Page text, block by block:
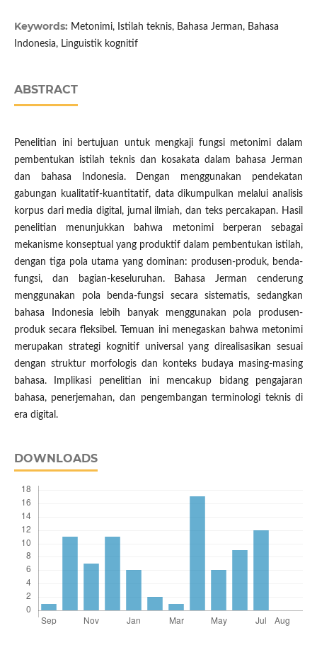
Keywords: Metonimi, Istilah teknis, Bahasa Jerman, Bahasa
Indonesia, Linguistik kognitif
ABSTRACT
Penelitian ini bertujuan untuk mengkaji fungsi metonimi dalam
pembentukan istilah teknis dan kosakata dalam bahasa Jerman
dan bahasa Indonesia. Dengan menggunakan pendekatan
gabungan kualitatif-kuantitatif, data dikumpulkan melalui analisis
korpus dari media digital, jurnal ilmiah, dan teks percakapan. Hasil
penelitian menunjukkan bahwa metonimi berperan sebagai
mekanisme konseptual yang produktif dalam pembentukan istilah,
dengan tiga pola utama yang dominan: produsen-produk, benda-
fungsi, dan bagian-keseluruhan. Bahasa Jerman cenderung
menggunakan pola benda-fungsi secara sistematis, sedangkan
bahasa Indonesia lebih banyak menggunakan pola produsen-
produk secara fleksibel. Temuan ini menegaskan bahwa metonimi
merupakan strategi kognitif universal yang direalisasikan sesuai
dengan struktur morfologis dan konteks budaya masing-masing
bahasa. Implikasi penelitian ini mencakup bidang pengajaran
bahasa, penerjemahan, dan pengembangan terminologi teknis di
era digital.
DOWNLOADS